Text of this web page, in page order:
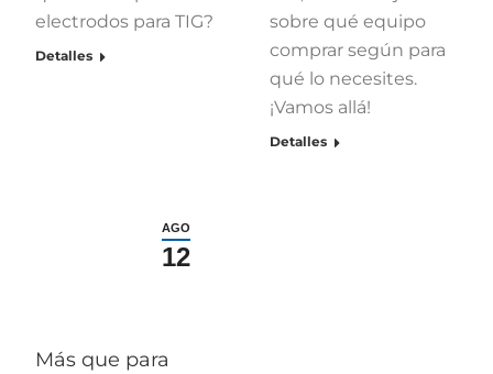
electrodos para TIG?
Detalles
sobre qué equipo
comprar según para
qué lo necesites.
¡Vamos allá!
Detalles
AGO
12
Más que para